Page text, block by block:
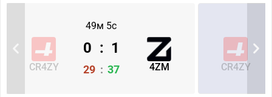
49м 5с
CR4ZY 4ZM
0 : 1
29 : 37 CR4ZY